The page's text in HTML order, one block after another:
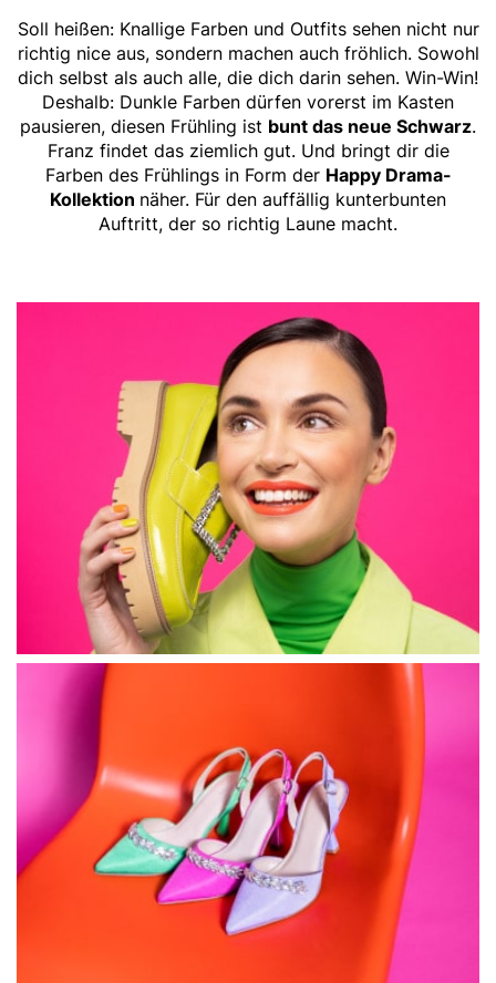
Soll heißen: Knallige Farben und Outfits sehen nicht nur
richtig nice aus, sondern machen auch fröhlich. Sowohl
dich selbst als auch alle, die dich darin sehen. Win-Win!
Deshalb: Dunkle Farben dürfen vorerst im Kasten
pausieren, diesen Frühling ist bunt das neue Schwarz.
Franz findet das ziemlich gut. Und bringt dir die
Farben des Frühlings in Form der Happy Drama-
Kollektion näher. Für den auffällig kunterbunten
Auftritt, der so richtig Laune macht.